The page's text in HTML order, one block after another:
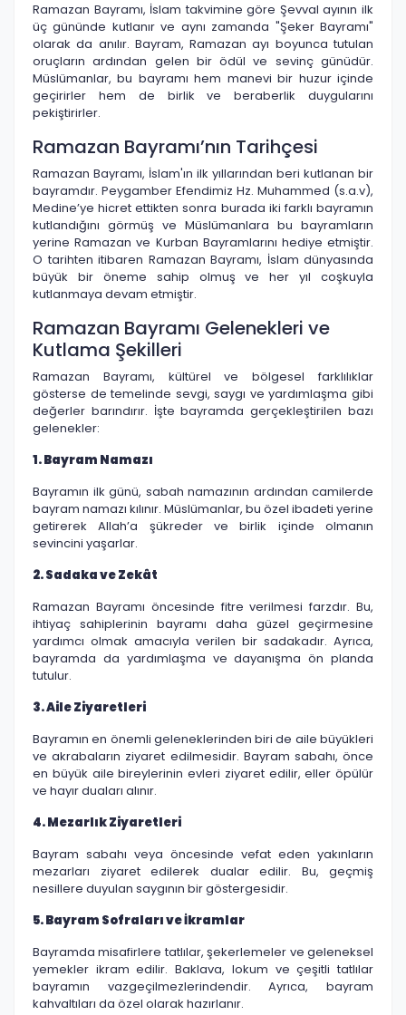
Ramazan Bayramı, İslam takvimine göre Şevval ayının ilk
üç gününde kutlanır ve aynı zamanda "Şeker Bayramı"
olarak da anılır. Bayram, Ramazan ayı boyunca tutulan
oruçların ardından gelen bir ödül ve sevinç günüdür.
Müslümanlar, bu bayramı hem manevi bir huzur içinde
geçirirler hem de birlik ve beraberlik duygularını
pekiştirirler.
Ramazan Bayramı’nın Tarihçesi
Ramazan Bayramı, İslam'ın ilk yıllarından beri kutlanan bir
bayramdır. Peygamber Efendimiz Hz. Muhammed (s.a.v),
Medine’ye hicret ettikten sonra burada iki farklı bayramın
kutlandığını görmüş ve Müslümanlara bu bayramların
yerine Ramazan ve Kurban Bayramlarını hediye etmiştir.
O tarihten itibaren Ramazan Bayramı, İslam dünyasında
büyük bir öneme sahip olmuş ve her yıl coşkuyla
kutlanmaya devam etmiştir.
Ramazan Bayramı Gelenekleri ve
Kutlama Şekilleri
Ramazan Bayramı, kültürel ve bölgesel farklılıklar
gösterse de temelinde sevgi, saygı ve yardımlaşma gibi
değerler barındırır. İşte bayramda gerçekleştirilen bazı
gelenekler:
1. Bayram Namazı
Bayramın ilk günü, sabah namazının ardından camilerde
bayram namazı kılınır. Müslümanlar, bu özel ibadeti yerine
getirerek Allah’a şükreder ve birlik içinde olmanın
sevincini yaşarlar.
2. Sadaka ve Zekât
Ramazan Bayramı öncesinde fitre verilmesi farzdır. Bu,
ihtiyaç sahiplerinin bayramı daha güzel geçirmesine
yardımcı olmak amacıyla verilen bir sadakadır. Ayrıca,
bayramda da yardımlaşma ve dayanışma ön planda
tutulur.
3. Aile Ziyaretleri
Bayramın en önemli geleneklerinden biri de aile büyükleri
ve akrabaların ziyaret edilmesidir. Bayram sabahı, önce
en büyük aile bireylerinin evleri ziyaret edilir, eller öpülür
ve hayır duaları alınır.
4. Mezarlık Ziyaretleri
Bayram sabahı veya öncesinde vefat eden yakınların
mezarları ziyaret edilerek dualar edilir. Bu, geçmiş
nesillere duyulan saygının bir göstergesidir.
5. Bayram Sofraları ve İkramlar
Bayramda misafirlere tatlılar, şekerlemeler ve geleneksel
yemekler ikram edilir. Baklava, lokum ve çeşitli tatlılar
bayramın vazgeçilmezlerindendir. Ayrıca, bayram
kahvaltıları da özel olarak hazırlanır.